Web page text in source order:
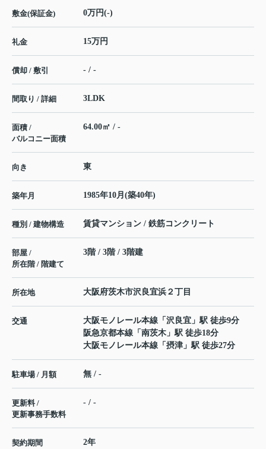
敷金(保証金) 0万円(-)
礼金 15万円
償却 / 敷引 - / -
間取り / 詳細 3LDK
面積 /
バルコニー面積
64.00㎡ / -
向き 東
築年月 1985年10月(築40年)
種別 / 建物構造 賃貸マンション / 鉄筋コンクリート
部屋 /
所在階 / 階建て
3階 / 3階 / 3階建
所在地 大阪府茨木市沢良宜浜 ２丁目
交通 大阪モノレール本線 「 沢良宜 」駅 徒歩9分
阪急京都本線 「 南茨木 」駅 徒歩18分
大阪モノレール本線 「 摂津 」駅 徒歩27分
駐車場 / 月額 無 / -
更新料 /
更新事務手数料
- / -
契約期間 2年